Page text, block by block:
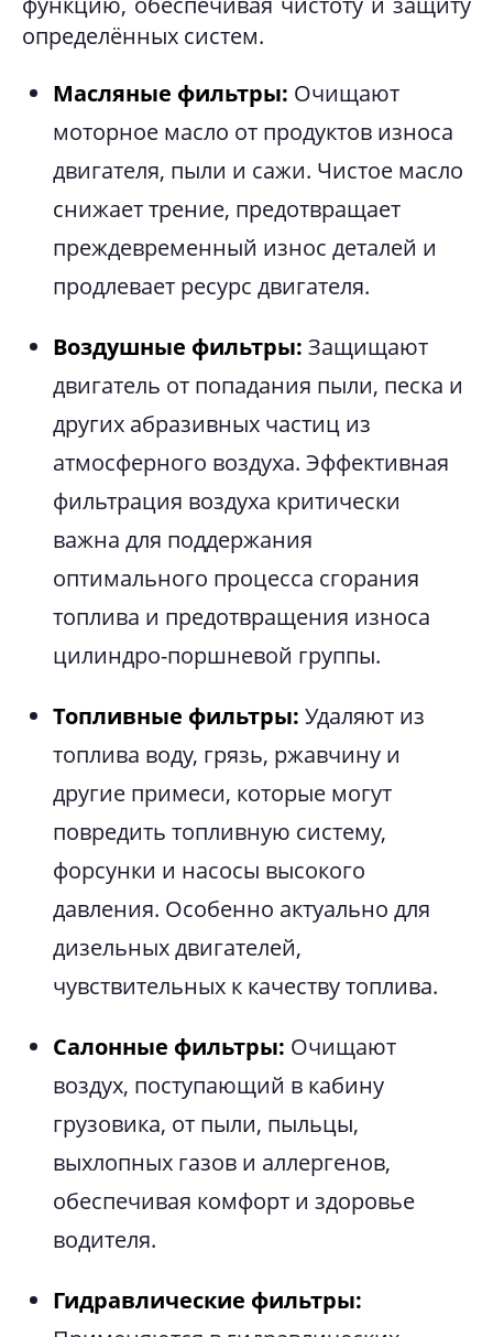
определённых систем.
Масляные фильтры: Очищают
моторное масло от продуктов износа
двигателя, пыли и сажи. Чистое масло
снижает трение, предотвращает
преждевременный износ деталей и
продлевает ресурс двигателя.
Воздушные фильтры: Защищают
двигатель от попадания пыли, песка и
других абразивных частиц из
атмосферного воздуха. Эффективная
фильтрация воздуха критически
важна для поддержания
оптимального процесса сгорания
топлива и предотвращения износа
цилиндро-поршневой группы.
Топливные фильтры: Удаляют из
топлива воду, грязь, ржавчину и
другие примеси, которые могут
повредить топливную систему,
форсунки и насосы высокого
давления. Особенно актуально для
дизельных двигателей,
чувствительных к качеству топлива.
Салонные фильтры: Очищают
воздух, поступающий в кабину
грузовика, от пыли, пыльцы,
выхлопных газов и аллергенов,
обеспечивая комфорт и здоровье
водителя.
Гидравлические фильтры: